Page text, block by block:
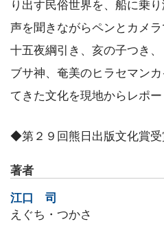
り出す民俗世界を、船に乗
声を聞きながらペンとカメラ
十五夜綱引き、亥の子つき
ブサ神、奄美のヒラセマン
てきた文化を現地からレポー
◆第２９回熊日出版文化賞受
著者
江口 司
えぐち・つかさ